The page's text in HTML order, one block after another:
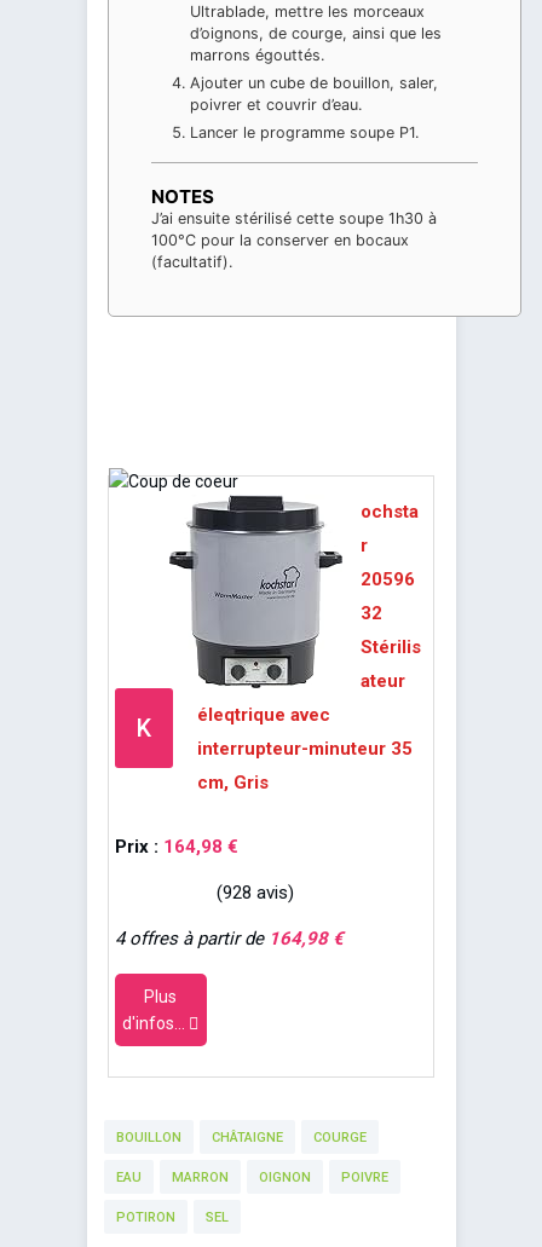
Ultrablade, mettre les morceaux
d’oignons, de courge, ainsi que les
marrons égouttés.
Ajouter un cube de bouillon, saler,
poivrer et couvrir d’eau.
Lancer le programme soupe P1.
NOTES
J’ai ensuite stérilisé cette soupe 1h30 à
100°C pour la conserver en bocaux
(facultatif).
K
ochsta
r
20596
32
Stérilis
ateur
éleqtrique avec
interrupteur-minuteur 35
cm, Gris
Prix : 164,98 €
(928 avis)
4 offres à partir de 164,98 €
Plus
d'infos...
BOUILLON CHÂTAIGNE COURGE
EAU MARRON OIGNON POIVRE
POTIRON SEL